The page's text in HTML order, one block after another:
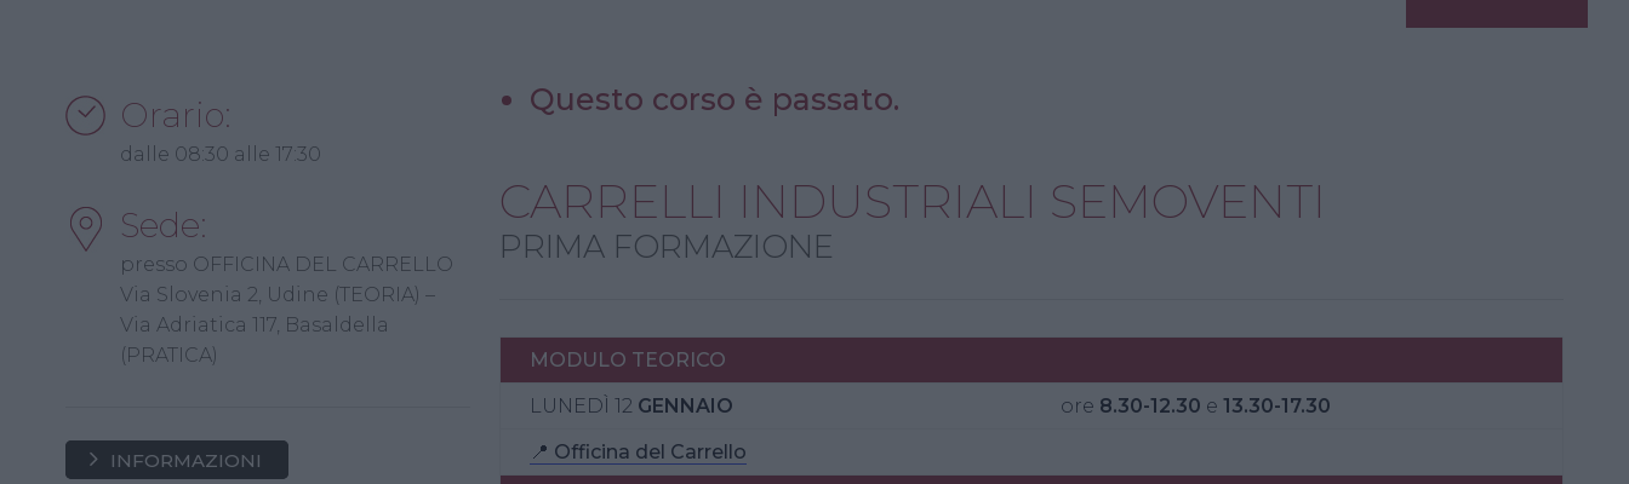
Orario:
dalle 08:30 alle 17:30
Sede:
presso OFFICINA DEL CARRELLO
Via Slovenia 2, Udine (TEORIA) –
Via Adriatica 117, Basaldella
(PRATICA)
INFORMAZIONI
Questo corso è passato.
CARRELLI INDUSTRIALI SEMOVENTI
PRIMA FORMAZIONE
MODULO TEORICO
LUNEDÌ 12 GENNAIO ore 8.30-12.30 e 13.30-17.30
📍 Officina del Carrello